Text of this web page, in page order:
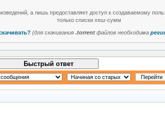
а лишь предоставляет доступ к создаваемому
только списки хеш-сумм
(для скачивания.torrent файлов необходима
Быстрый ответ